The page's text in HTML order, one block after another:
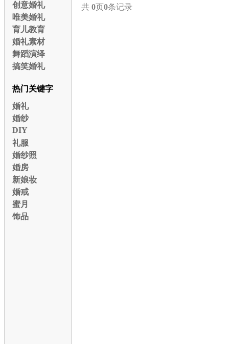
创意婚礼
唯美婚礼
育儿教育
婚礼素材
舞蹈演绎
搞笑婚礼
热门关键字
婚礼
婚纱
DIY
礼服
婚纱照
婚房
新娘妆
婚戒
蜜月
饰品
共 0页0条记录